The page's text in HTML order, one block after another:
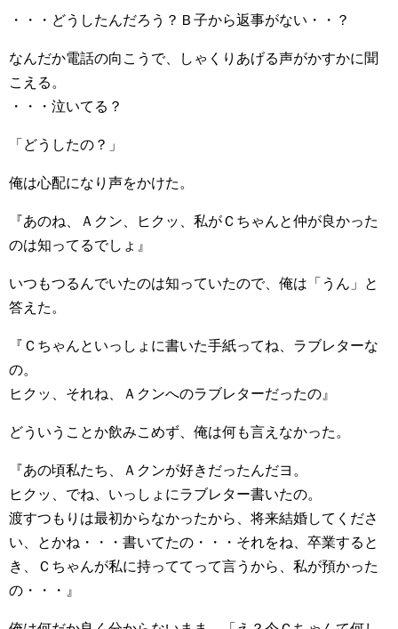
・・・どうしたんだろう？Ｂ子から返事がない・・？
なんだか電話の向こうで、しゃくりあげる声がかすかに聞
こえる。
・・・泣いてる？
「どうしたの？」
俺は心配になり声をかけた。
『あのね、Ａクン、ヒクッ、私がＣちゃんと仲が良かった
のは知ってるでしょ』
いつもつるんでいたのは知っていたので、俺は「うん」と
答えた。
『Ｃちゃんといっしょに書いた手紙ってね、ラブレターな
の。
ヒクッ、それね、Ａクンへのラブレターだったの』
どういうことか飲みこめず、俺は何も言えなかった。
『あの頃私たち、Ａクンが好きだったんだヨ。
ヒクッ、でね、いっしょにラブレター書いたの。
渡すつもりは最初からなかったから、将来結婚してくださ
い、とかね・・・書いてたの・・・それをね、卒業すると
き、Ｃちゃんが私に持っててって言うから、私が預かった
の・・・』